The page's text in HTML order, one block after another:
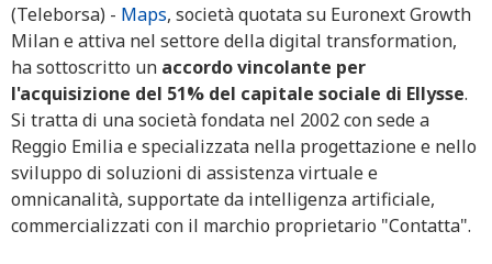
(Teleborsa) - Maps, società quotata su Euronext Growth
Milan e attiva nel settore della digital transformation,
ha sottoscritto un accordo vincolante per
l'acquisizione del 51% del capitale sociale di Ellysse.
Si tratta di una società fondata nel 2002 con sede a
Reggio Emilia e specializzata nella progettazione e nello
sviluppo di soluzioni di assistenza virtuale e
omnicanalità, supportate da intelligenza artificiale,
commercializzati con il marchio proprietario "Contatta".